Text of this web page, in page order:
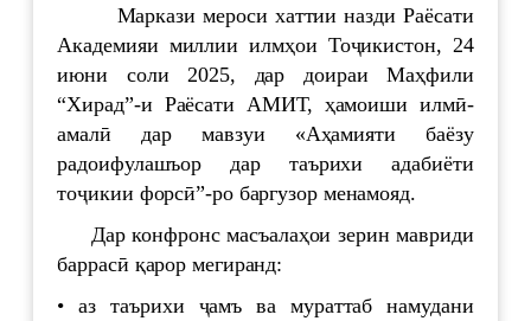
Маркази мероси хаттии назди Раёсати
Академияи миллии илмҳои Тоҷикистон, 24
июни соли 2025, дар доираи Маҳфили
“Хирад”-и Раёсати АМИТ, ҳамоиши илмӣ-
амалӣ дар мавзуи «Аҳамияти баёзу
радоифулашъор дар таърихи адабиёти
тоҷикии форсӣ”-ро баргузор менамояд.
Дар конфронс масъалаҳои зерин мавриди
баррасӣ қарор мегиранд:
• аз таърихи ҷамъ ва мураттаб намудани